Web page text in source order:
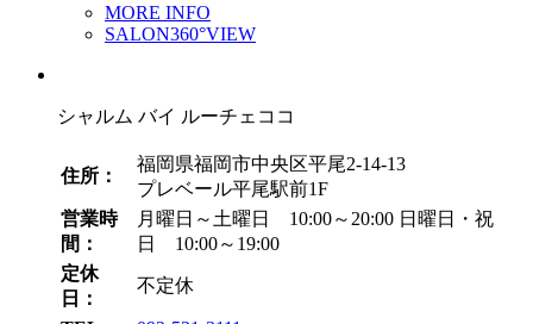
MORE INFO
SALON360°VIEW
シャルム バイ ルーチェココ
住所：
福岡県福岡市中央区平尾2-14-13
プレベール平尾駅前1F
営業時
間：
月曜日～土曜日 10:00～20:00 日曜日・祝
日 10:00～19:00
定休
日：
不定休